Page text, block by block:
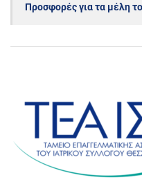
Προσφορές για τα μέλη